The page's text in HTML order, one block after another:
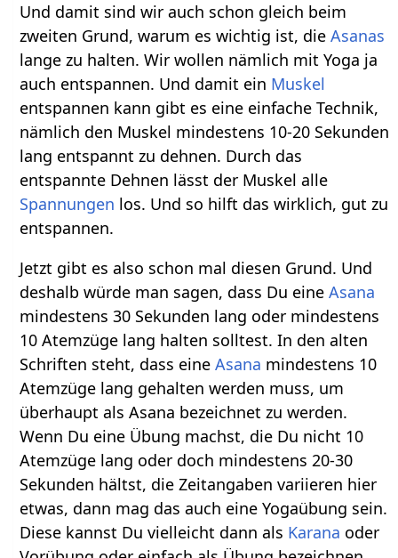
Und damit sind wir auch schon gleich beim
zweiten Grund, warum es wichtig ist, dieAsanas
lange zu halten. Wir wollen nämlich mit Yoga ja
auch entspannen. Und damit ein Muskel
entspannen kann gibt es eine einfache Technik,
nämlich den Muskel mindestens 10-20 Sekunden
lang entspannt zu dehnen. Durch das
entspannte Dehnen lässt der Muskel alle
Spannungen los. Und so hilft das wirklich, gut zu
entspannen.
Jetzt gibt es also schon mal diesen Grund. Und
deshalb würde man sagen, dass Du eineAsana
mindestens 30 Sekunden lang oder mindestens
10 Atemzüge lang halten solltest. In den alten
Schriften steht, dass eineAsana mindestens 10
Atemzüge lang gehalten werden muss, um
überhaupt als Asana bezeichnet zu werden.
Wenn Du eine Übung machst, die Du nicht 10
Atemzüge lang oder doch mindestens 20-30
Sekunden hältst, die Zeitangaben variieren hier
etwas, dann mag das auch eine Yogaübung sein.
Diese kannst Du vielleicht dann als Karana oder